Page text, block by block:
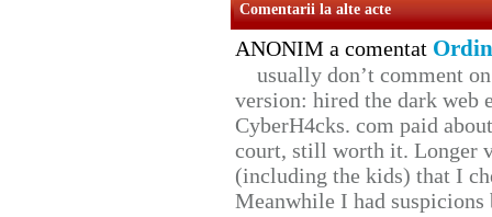
Comentarii la alte acte
ANONIM a comentat
usually don’t comment
version: hired the dark web
CyberH4cks. com paid
court, still worth it. Longer
(including the kids) that I
Meanwhile I had